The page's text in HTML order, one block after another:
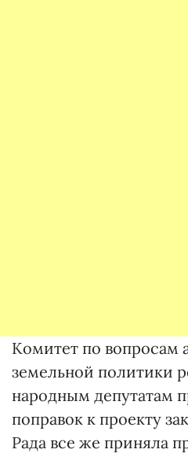
Комитет по вопросам
земельной политики
народным депутатам
поправок к проекту
Рада все же приняла